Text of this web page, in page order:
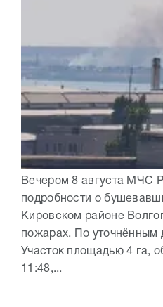
Вечером 8 августа МЧС
подробности о
Кировском районе
пожарах. По уточнённым
Участок площадью 4 га,
11:48,...